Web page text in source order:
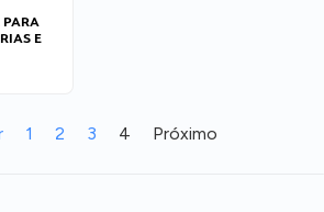
PARA
E
1 2 3 4 Próximo